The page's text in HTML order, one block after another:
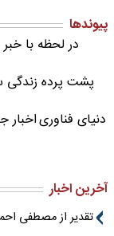
پیوندها
در لحظه با
پشت پرده زندگی
دنیای فناوریاخبار
آخرین اخبار
تقدیر از مصطفی